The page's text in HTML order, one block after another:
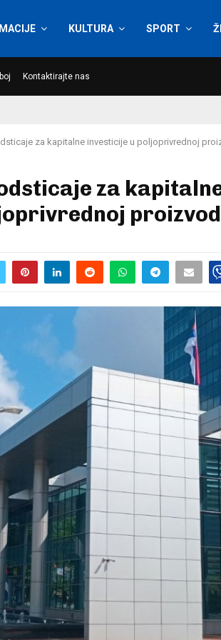
KULTURA SPORT
Kontaktirajte nas
za kapitalne investicije u poljoprivrednoj
za